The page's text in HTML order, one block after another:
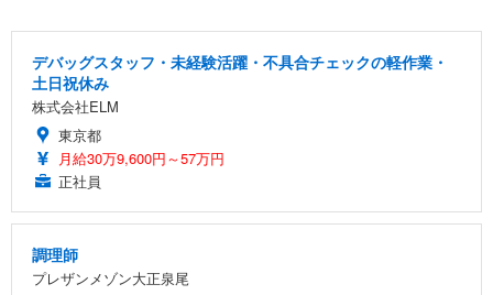
デバッグスタッフ・未経験活躍・不具合チェックの軽作業・
土日祝休み
株式会社ELM
東京都
月給30万9,600円～57万円
正社員
調理師
プレザンメゾン大正泉尾